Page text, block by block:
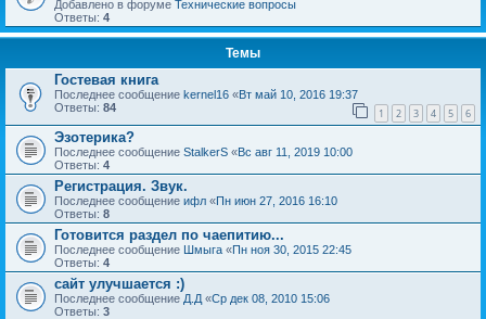
Добавлено в форуме Технические вопросы
Ответы: 4
Темы
Гостевая книга
Последнее сообщение kernel16 «Вт май 10, 2016 19:37
Ответы: 84 1 2 3 4 5 6
Эзотерика?
Последнее сообщение StalkerS «Вс авг 11, 2019 10:00
Ответы: 4
Регистрация. Звук.
Последнее сообщение ифл «Пн июн 27, 2016 16:10
Ответы: 8
Готовится раздел по чаепитию...
Последнее сообщение Шмыга «Пн ноя 30, 2015 22:45
Ответы: 4
сайт улучшается :)
Последнее сообщение Д.Д «Ср дек 08, 2010 15:06
Ответы: 3